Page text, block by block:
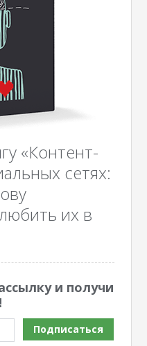
«Контент-
сетях:
их в
и получи
Подписаться